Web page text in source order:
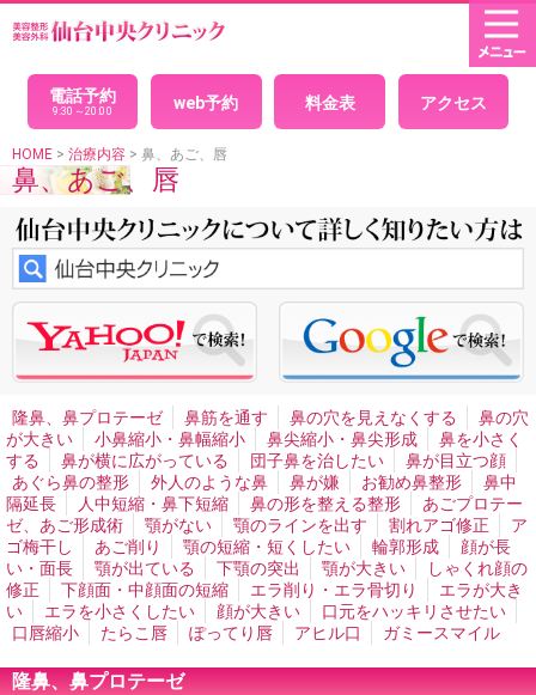
HOME
× 閉じる
パッチリ目デカ目二重
二重埋没法
腫れない二重 埋没法の経過
腫れないパッチ
リ目
印象を変えないで綺麗になりたい、クイック二重
自
然な二重
黒目整形
の戻らない二重
い
二重全切開法
二重左右差修正
平行二重 末広二重
セクシー二重ネコ目
整形
二重の幅を広げたい
まつ毛の生え際が見える二重
アイプチかぶれ
顔面の非対称・バランス
男性二重切開法
イケメン二重
目尻切開
切れ長の目 目の横幅を広げる 眼瞼下垂
切ら
ない眼瞼下垂
目つき矯正 眼瞼下垂による左右差
ハード
コンタクトによる眼瞼下垂
腫れない眼瞼下垂
重症眼瞼下
上まぶたのたるみとり
目の下のシワたるみ取りクマ消
膨らみ取り
切らないタルミ取り手術 離れ目
幼く見える
顔の整形
魅力的な目元整形 目と眉を近づける
くぼみ目
治療
プチ整形
目の下ヒアルロン酸注入
目の周りのシワ
涙袋形成、涙堂
形成
法令線ヒアルロン酸注入 口周りのシワ取り
口角ヒ
アルロン酸注入
上唇のシワ取りヒアルロン酸注入
エラ小
顔注射
小顔になりたい 鼻ヒアルロン酸注入
男性の隆鼻
ヒアルロン酸
顎ヒアルロン酸注入
ホホの窪みヒアルロン
酸注入
男性シワ取り 歯茎が見える
鼻、あご、唇
電話予約
9:30～20:00 web予約 料金表 アクセス
HOME > 治療内容 > 鼻、あご、唇
鼻、あご、唇
隆鼻、鼻プロテーゼ 鼻筋を通す 鼻の穴を見えなくする
鼻の穴
が大きい
小鼻縮小・鼻幅縮小 鼻尖縮小・鼻尖形成
鼻を小さく
する
鼻が横に広がっている 団子鼻を治したい
鼻が目立つ顔
あぐら鼻の整形
外人のような鼻 鼻が嫌 お勧め鼻整形
鼻中
隔延長
人中短縮・鼻下短縮 鼻の形を整える整形
あごプロテー
ゼ、あご形成術
顎がない 顎のラインを出す 割れアゴ修正
ア
ゴ梅干し
あご削り 顎の短縮・短くしたい 輪郭形成
顔が長
い・面長
顎が出ている 下顎の突出 顎が大きい
しゃくれ顔の
修正
下顔面・中顔面の短縮 エラ削り・エラ骨切り
エラが大き
い
エラを小さくしたい 顔が大きい
口元をハッキリさせたい
口唇縮小
たらこ唇 ぽってり唇 アヒル口 ガミースマイル
隆鼻、鼻プロテーゼ